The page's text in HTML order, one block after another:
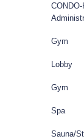
Gym
Lobby
Gym
Spa
Sauna/